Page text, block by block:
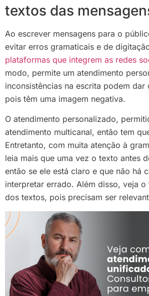
textos das
Ao escrever mensagens para o
evitar erros gramaticais e de
plataformas que integrem as redes
modo, permite um atendimento
inconsistências na escrita podem dar
pois têm uma imagem negativa.
O atendimento personalizado,
atendimento multicanal, então tem
Entretanto, com muita atenção à
leia mais que uma vez o texto antes
então se ele está claro e que não há
interpretar errado. Além disso, veja
dos textos, pois precisam ser